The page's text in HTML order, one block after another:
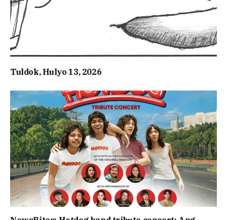
Tuldok, Hulyo 13, 2026